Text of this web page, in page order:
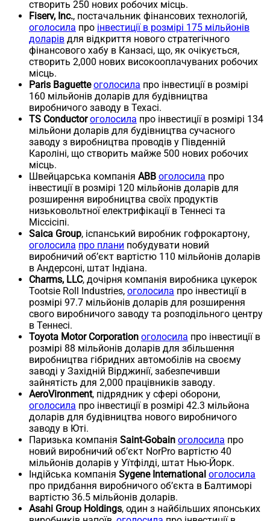
створить 250 нових робочих місць.
Fiserv, Inc., постачальник фінансових технологій,
оголосила про інвестиції в розмірі 175 мільйонів
доларів для відкриття нового стратегічного
фінансового хабу в Канзасі, що, як очікується,
створить 2,000 нових високооплачуваних робочих
місць.
Paris Baguette оголосила про інвестиції в розмірі
160 мільйонів доларів для будівництва
виробничого заводу в Техасі.
TS Conductor оголосила про інвестиції в розмірі 134
мільйони доларів для будівництва сучасного
заводу з виробництва проводів у Південній
Кароліні, що створить майже 500 нових робочих
місць.
Швейцарська компанія ABB оголосила про
інвестиції в розмірі 120 мільйонів доларів для
розширення виробництва своїх продуктів
низьковольтної електрифікації в Теннесі та
Міссісіпі.
Saica Group, іспанський виробник гофрокартону,
оголосила про плани побудувати новий
виробничий об’єкт вартістю 110 мільйонів доларів
в Андерсоні, штат Індіана.
Charms, LLC, дочірня компанія виробника цукерок
Tootsie Roll Industries, оголосила про інвестиції в
розмірі 97.7 мільйонів доларів для розширення
свого виробничого заводу та розподільного центру
в Теннесі.
Toyota Motor Corporation оголосила про інвестиції в
розмірі 88 мільйонів доларів для збільшення
виробництва гібридних автомобілів на своєму
заводі у Західній Вірджинії, забезпечивши
зайнятість для 2,000 працівників заводу.
AeroVironment, підрядник у сфері оборони,
оголосила про інвестиції в розмірі 42.3 мільйона
доларів для будівництва нового виробничого
заводу в Юті.
Паризька компанія Saint-Gobain оголосила про
новий виробничий об’єкт NorPro вартістю 40
мільйонів доларів у Уїтфілді, штат Нью-Йорк.
Індійська компанія Sygene International оголосила
про придбання виробничого об’єкта в Балтиморі
вартістю 36.5 мільйонів доларів.
Asahi Group Holdings, один з найбільших японських